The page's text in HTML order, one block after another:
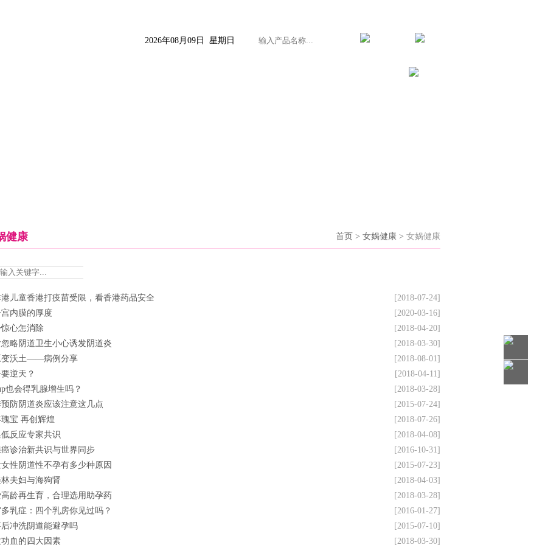
2026年08月09日 星期日
首页 > 女娲健康 > 女娲健康
健康
港儿童香港打疫苗受限，看香港药品安全
[2018-07-24]
内膜的厚度
[2020-03-16]
心怎消除
[2018-04-20]
忽略阴道卫生小心诱发阴道炎
[2018-03-30]
变沃土——病例分享
[2018-08-01]
逆天？
[2018-04-11]
也会得乳腺增生吗？
[2018-03-28]
预防阴道炎应该注意这几点
[2015-07-24]
宝 再创辉煌
[2018-07-26]
反应专家共识
[2018-04-08]
诊治新共识与世界同步
[2016-10-31]
性阴道性不孕有多少种原因
[2015-07-23]
夫妇与海狗肾
[2018-04-03]
高龄再生育，合理选用助孕药
[2018-03-28]
乳症：四个乳房你见过吗？
[2016-01-27]
后冲洗阴道能避孕吗
[2015-07-10]
血的四大因素
[2018-03-30]